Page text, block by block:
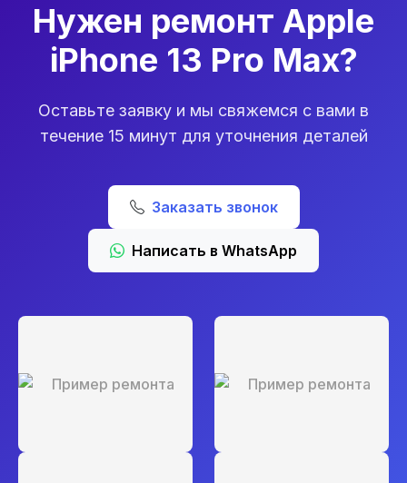
Нужен ремонт Apple
iPhone 13 Pro Max?
Оставьте заявку и мы свяжемся с вами в
течение 15 минут для уточнения деталей
Заказать звонок
Написать в WhatsApp